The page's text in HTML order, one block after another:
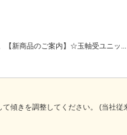
【新商品のご案内】☆玉軸受ユニッ...
(当社従来品に比べ硬い仕様となりま